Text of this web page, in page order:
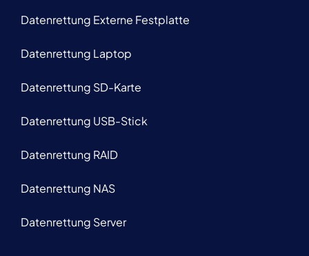
Datenrettung Externe Festplatte
Datenrettung Laptop
Datenrettung SD-Karte
Datenrettung USB-Stick
Datenrettung RAID
Datenrettung NAS
Datenrettung Server